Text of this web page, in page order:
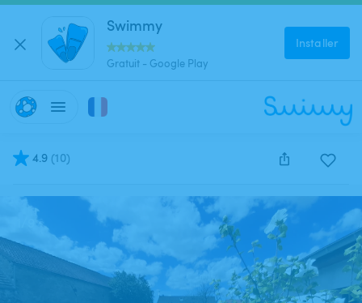
Swimmy
Gratuit - Google Play
Installer
4.9 (10)
Cette annonce est close et ne peut être réservée.